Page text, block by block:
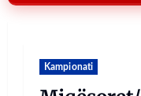
Kampionati